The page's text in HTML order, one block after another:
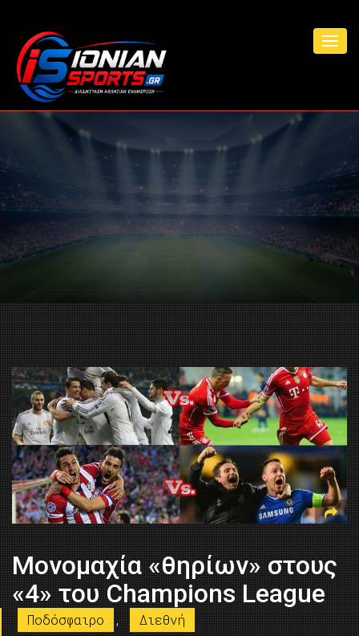
Μονομαχία «θηρίων» στους
«4» του Champions League
Ποδόσφαιρο ,
Διεθνή